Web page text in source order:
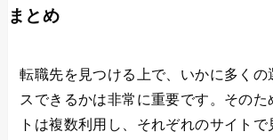
まとめ
転職先を見つける上で、いかに多くの
スできるかは非常に重要です。そのた
トは複数利用し、それぞれのサイト